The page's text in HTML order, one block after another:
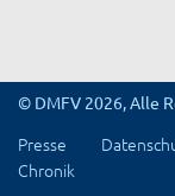
© DMFV 2026, Alle
Presse
Chronik